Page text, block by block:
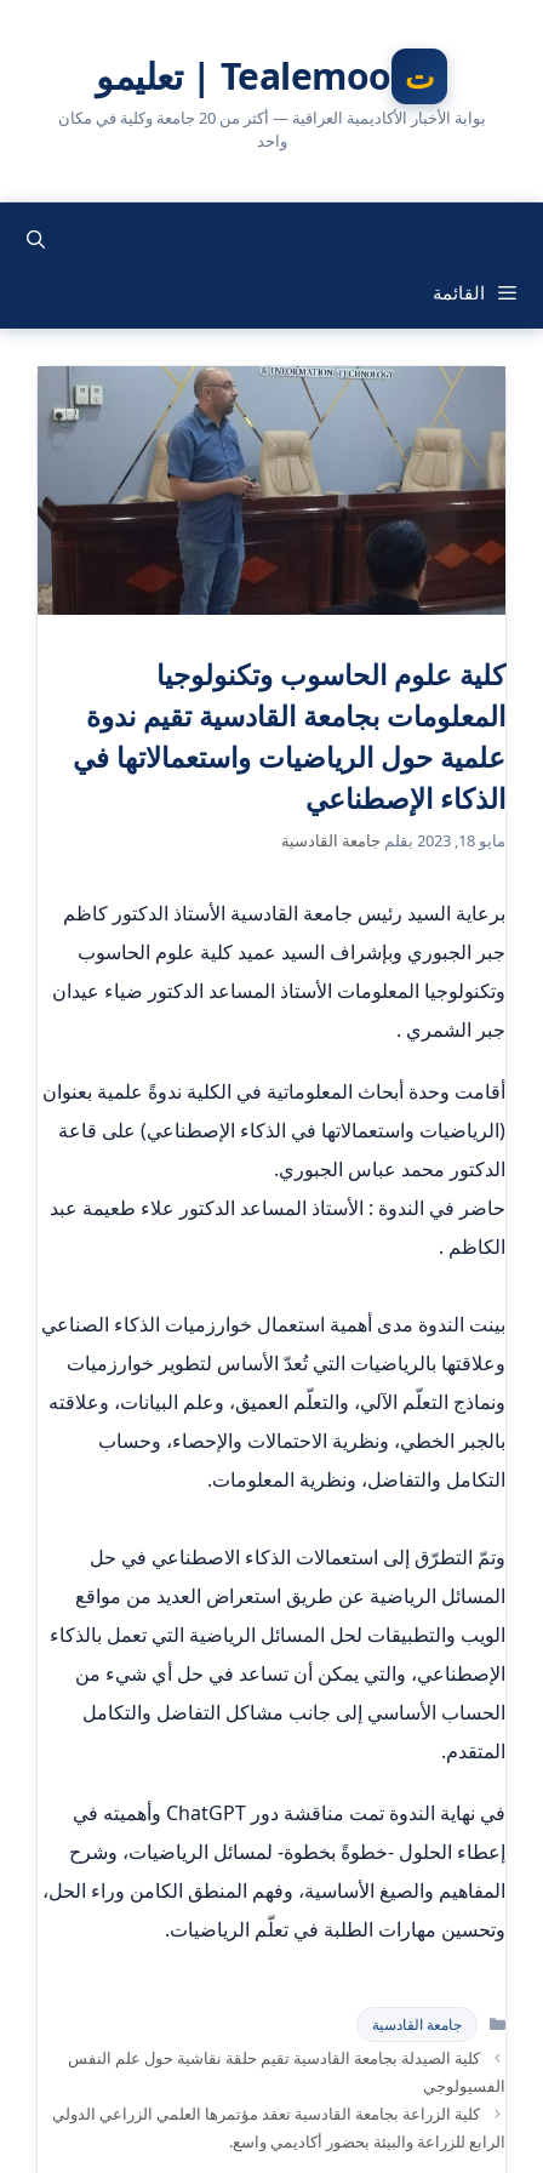
Tealemoo | تعليمو
بوابة الأخبار الأكاديمية العراقية — أكثر من 20 جامعة وكلية في مكان
واحد
القائمة
كلية علوم الحاسوب وتكنولوجيا
المعلومات بجامعة القادسية تقيم ندوة
علمية حول الرياضيات واستعمالاتها في
الذكاء الإصطناعي
مايو 18, 2023 بقلم جامعة القادسية
برعاية السيد رئيس جامعة القادسية الأستاذ الدكتور كاظم
جبر الجبوري وبإشراف السيد عميد كلية علوم الحاسوب
وتكنولوجيا المعلومات الأستاذ المساعد الدكتور ضياء عيدان
جبر الشمري .
أقامت وحدة أبحاث المعلوماتية في الكلية ندوةً علمية بعنوان
(الرياضيات واستعمالاتها في الذكاء الإصطناعي) على قاعة
الدكتور محمد عباس الجبوري.
حاضر في الندوة : الأستاذ المساعد الدكتور علاء طعيمة عبد
الكاظم .
‏بينت الندوة مدى أهمية استعمال خوارزميات الذكاء الصناعي
وعلاقتها بالرياضيات التي تُعدّ الأساس لتطوير خوارزميات
ونماذج التعلّم الآلي، والتعلّم العميق، وعلم البيانات، وعلاقته
بالجبر الخطي، ونظرية الاحتمالات والإحصاء، وحساب
التكامل والتفاضل، ونظرية المعلومات.
وتمّ التطرّق إلى استعمالات الذكاء الاصطناعي في حل
المسائل الرياضية عن طريق استعراض العديد من مواقع
الويب والتطبيقات لحل المسائل الرياضية التي تعمل بالذكاء
الإصطناعي، والتي يمكن أن تساعد في حل أي شيء من
الحساب الأساسي إلى جانب مشاكل التفاضل والتكامل
المتقدم.
في نهاية الندوة تمت مناقشة دور ChatGPT وأهميته في
إعطاء الحلول -خطوةً بخطوة- لمسائل الرياضيات، وشرح
المفاهيم والصيغ الأساسية، وفهم المنطق الكامن وراء الحل،
وتحسين مهارات الطلبة في تعلّم الرياضيات.
التصنيفات
جامعة القادسية
كلية الصيدلة بجامعة القادسية تقيم حلقة نقاشية حول علم النفس
الفسيولوجي
كلية الزراعة بجامعة القادسية تعقد مؤتمرها العلمي الزراعي الدولي
الرابع للزراعة والبيئة بحضور أكاديمي واسع.